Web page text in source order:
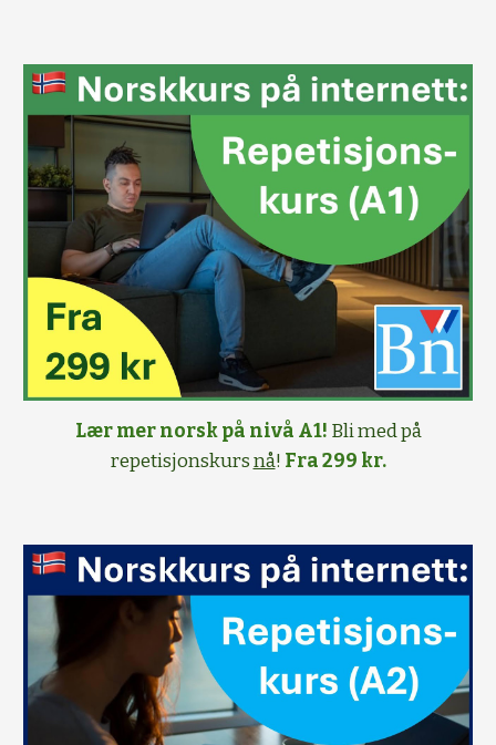
Lær mer norsk på nivå A1! Bli med på
repetisjonskursnå! Fra 299 kr.